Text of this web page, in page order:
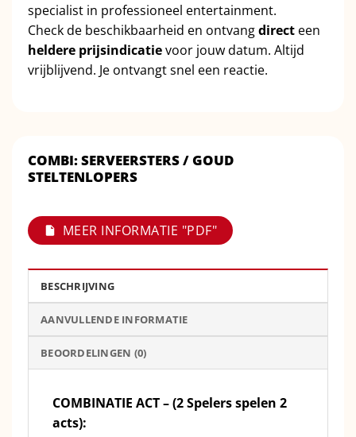
specialist in professioneel entertainment.
Check de beschikbaarheid en ontvangdirect een
heldere prijsindicatievoor jouw datum. Altijd
vrijblijvend. Je ontvangt snel een reactie.
COMBI: SERVEERSTERS / GOUD
STELTENLOPERS
MEER INFORMATIE "PDF"
BESCHRIJVING
AANVULLENDE INFORMATIE
BEOORDELINGEN (0)
COMBINATIE ACT – (2 Spelers spelen 2
acts):